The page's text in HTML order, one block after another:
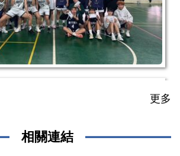
更多
相關連結